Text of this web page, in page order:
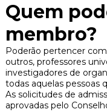
Quem
membro?
Poderão pertencer
outros, professores
investigadores de
todas aquelas pessoas
As solicitudes de
aprovadas pelo